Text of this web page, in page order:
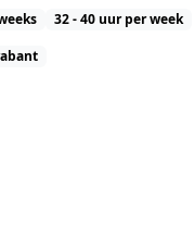
32 - 40 uur per week